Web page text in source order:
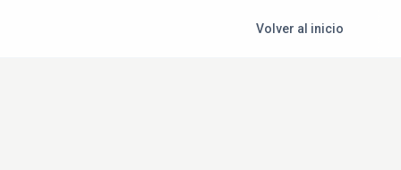
Volver al inicio